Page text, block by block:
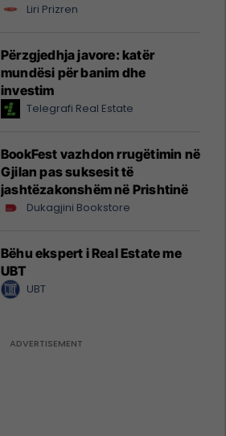
Liri Prizren
Përzgjedhja javore: katër
mundësi për banim dhe
investim
Telegrafi Real Estate
BookFest vazhdon rrugëtimin në
Gjilan pas suksesit të
jashtëzakonshëm në Prishtinë
Dukagjini Bookstore
Bëhu ekspert i Real Estate me
UBT
UBT